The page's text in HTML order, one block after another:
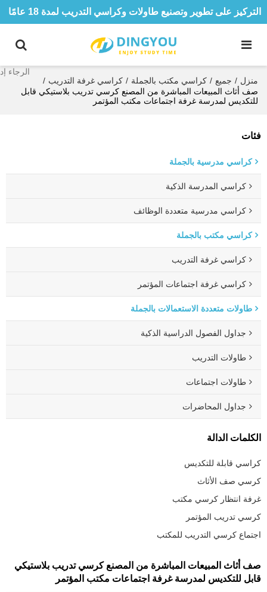
التركيز على تطوير وتصنيع طاولات وكراسي التدريب لمدة 18 عامًا
منزل / جميع / كراسي مكتب بالجملة / كراسي غرفة التدريب /
صف أثاث المبيعات المباشرة من المصنع كرسي تدريب بلاستيكي قابل
للتكديس لمدرسة غرفة اجتماعات مكتب المؤتمر
فئات
كراسي مدرسية بالجملة
كراسي المدرسة الذكية
كراسي مدرسية متعددة الوظائف
كراسي مكتب بالجملة
كراسي غرفة التدريب
كراسي غرفة اجتماعات المؤتمر
طاولات متعددة الاستعمالات بالجملة
جداول الفصول الدراسية الذكية
طاولات التدريب
طاولات اجتماعات
جداول المحاضرات
الكلمات الدالة
كراسي قابلة للتكديس
كرسي صف الأثاث
غرفة انتظار كرسي مكتب
كرسي تدريب المؤتمر
اجتماع كرسي التدريب للمكتب
صف أثاث المبيعات المباشرة من المصنع كرسي تدريب بلاستيكي
قابل للتكديس لمدرسة غرفة اجتماعات مكتب المؤتمر